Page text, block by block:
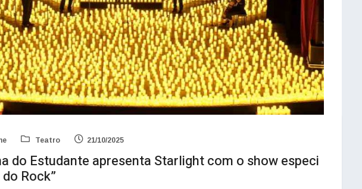
Teatro 21/10/2025
do Estudante apresenta Starlight com o show especi
Rock”